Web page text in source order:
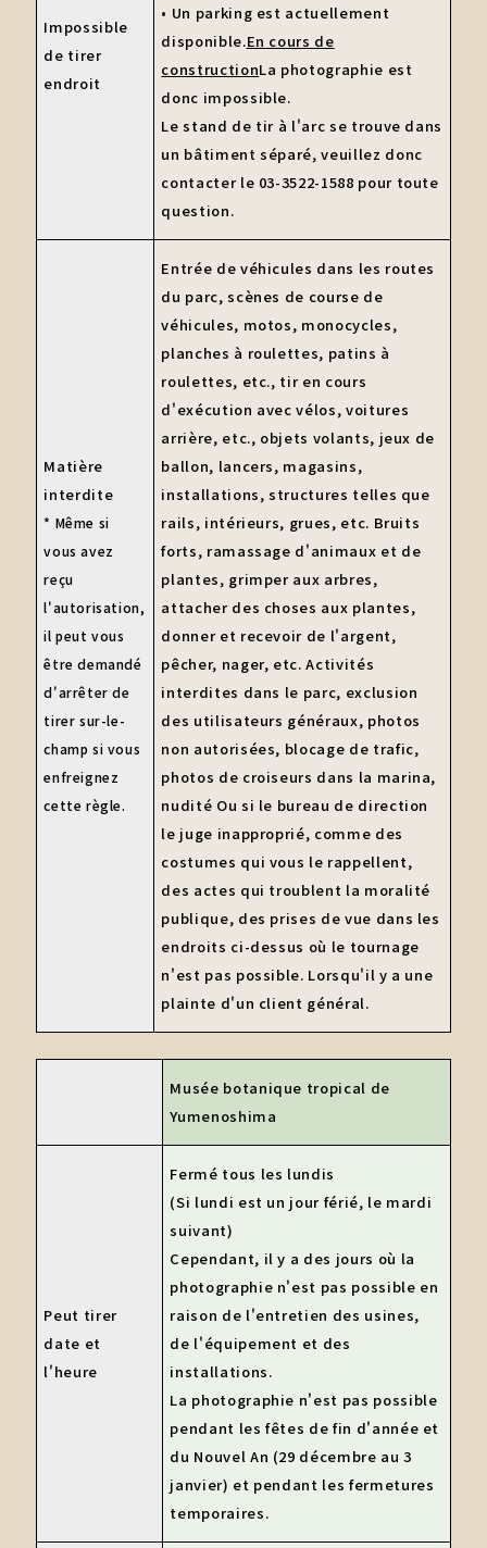
Impossible
de tirer
endroit
• Un parking est actuellement
disponible.En cours de
constructionLa photographie est
donc impossible.
Le stand de tir à l'arc se trouve dans
un bâtiment séparé, veuillez donc
contacter le 03-3522-1588 pour toute
question.
Matière
interdite
* Même si
vous avez
reçu
l'autorisation,
il peut vous
être demandé
d'arrêter de
tirer sur-le-
champ si vous
enfreignez
cette règle.
Entrée de véhicules dans les routes
du parc, scènes de course de
véhicules, motos, monocycles,
planches à roulettes, patins à
roulettes, etc., tir en cours
d'exécution avec vélos, voitures
arrière, etc., objets volants, jeux de
ballon, lancers, magasins,
installations, structures telles que
rails, intérieurs, grues, etc. Bruits
forts, ramassage d'animaux et de
plantes, grimper aux arbres,
attacher des choses aux plantes,
donner et recevoir de l'argent,
pêcher, nager, etc. Activités
interdites dans le parc, exclusion
des utilisateurs généraux, photos
non autorisées, blocage de trafic,
photos de croiseurs dans la marina,
nudité Ou si le bureau de direction
le juge inapproprié, comme des
costumes qui vous le rappellent,
des actes qui troublent la moralité
publique, des prises de vue dans les
endroits ci-dessus où le tournage
n'est pas possible. Lorsqu'il y a une
plainte d'un client général.
Musée botanique tropical de
Yumenoshima
Peut tirer
date et
l'heure
Fermé tous les lundis
(Si lundi est un jour férié, le mardi
suivant)
Cependant, il y a des jours où la
photographie n'est pas possible en
raison de l'entretien des usines,
de l'équipement et des
installations.
La photographie n'est pas possible
pendant les fêtes de fin d'année et
du Nouvel An (29 décembre au 3
janvier) et pendant les fermetures
temporaires.